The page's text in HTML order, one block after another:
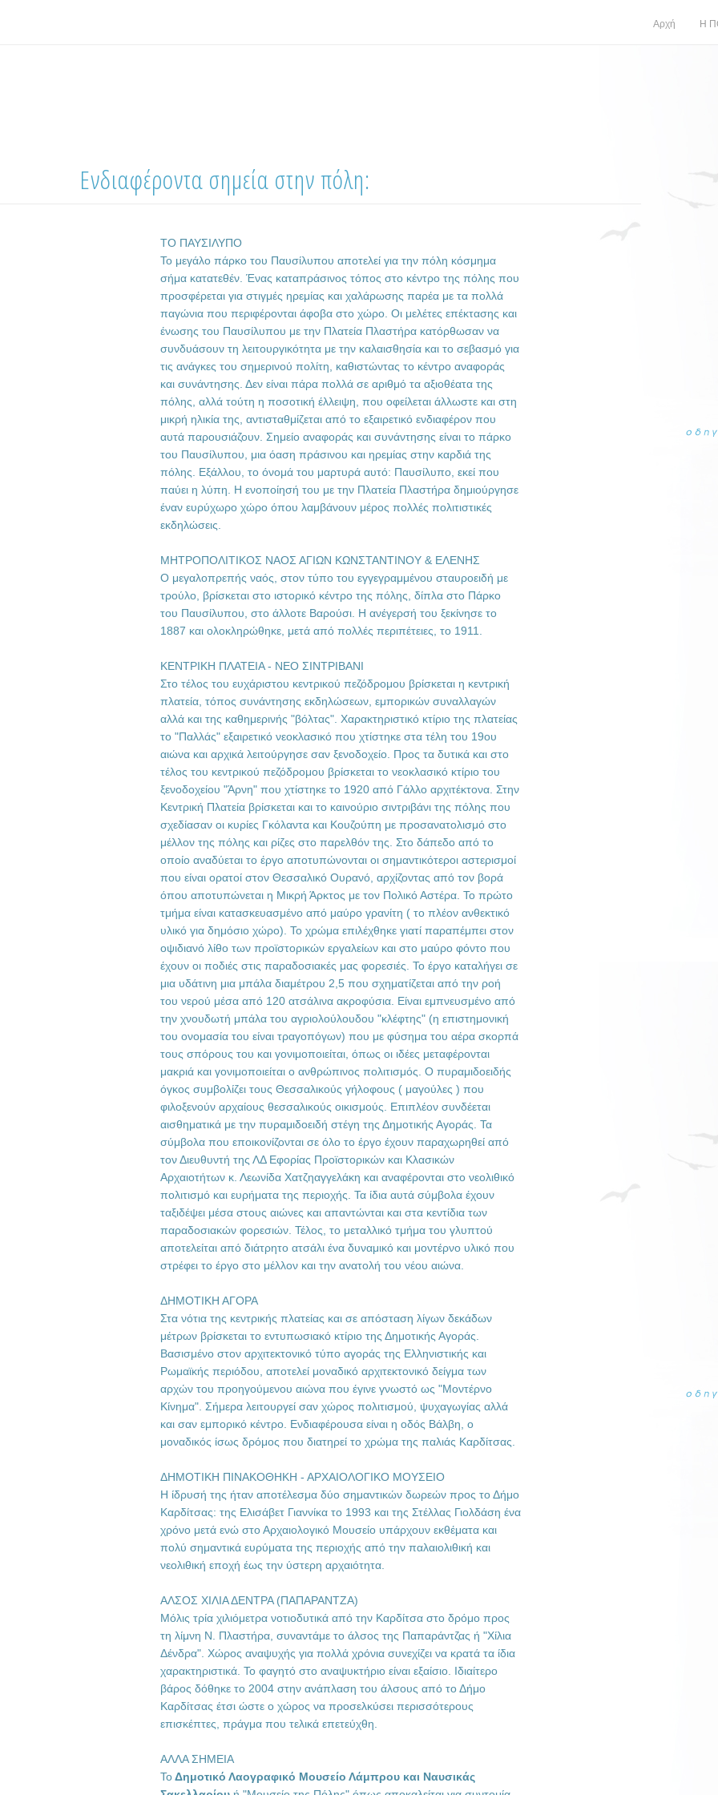
Αρχή Η
Ενδιαφέροντα σημεία στην πόλη:
ΤΟ ΠΑΥΣΙΛΥΠΟ
Το μεγάλο πάρκο του Παυσίλυπου αποτελεί για την πόλη κόσμημα
σήμα κατατεθέν. Ένας καταπράσινος τόπος στο κέντρο της πόλης που
προσφέρεται για στιγμές ηρεμίας και χαλάρωσης παρέα με τα πολλά
παγώνια που περιφέρονται άφοβα στο χώρο. Οι μελέτες επέκτασης και
ένωσης του Παυσίλυπου με την Πλατεία Πλαστήρα κατόρθωσαν να
συνδυάσουν τη λειτουργικότητα με την καλαισθησία και το σεβασμό για
τις ανάγκες του σημερινού πολίτη, καθιστώντας το κέντρο αναφοράς
και συνάντησης. Δεν είναι πάρα πολλά σε αριθμό τα αξιοθέατα της
πόλης, αλλά τούτη η ποσοτική έλλειψη, που οφείλεται άλλωστε και στη
μικρή ηλικία της, αντισταθμίζεται από το εξαιρετικό ενδιαφέρον που
αυτά παρουσιάζουν. Σημείο αναφοράς και συνάντησης είναι το πάρκο
του Παυσίλυπου, μια όαση πράσινου και ηρεμίας στην καρδιά της
πόλης. Εξάλλου, το όνομά του μαρτυρά αυτό: Παυσίλυπο, εκεί που
παύει η λύπη. Η ενοποίησή του με την Πλατεία Πλαστήρα δημιούργησε
έναν ευρύχωρο χώρο όπου λαμβάνουν μέρος πολλές πολιτιστικές
εκδηλώσεις.
ΜΗΤΡΟΠΟΛΙΤΙΚΟΣ ΝΑΟΣ ΑΓΙΩΝ ΚΩΝΣΤΑΝΤΙΝΟΥ & ΕΛΕΝΗΣ
Ο μεγαλοπρεπής ναός, στον τύπο του εγγεγραμμένου σταυροειδή με
τρούλο, βρίσκεται στο ιστορικό κέντρο της πόλης, δίπλα στο Πάρκο
του Παυσίλυπου, στο άλλοτε Βαρούσι. Η ανέγερσή του ξεκίνησε το
1887 και ολοκληρώθηκε, μετά από πολλές περιπέτειες, το 1911.
ΚΕΝΤΡΙΚΗ ΠΛΑΤΕΙΑ - NEO ΣΙΝΤΡΙΒΑΝΙ
Στο τέλος του ευχάριστου κεντρικού πεζόδρομου βρίσκεται η κεντρική
πλατεία, τόπος συνάντησης εκδηλώσεων, εμπορικών συναλλαγών
αλλά και της καθημερινής "βόλτας". Χαρακτηριστικό κτίριο της πλατείας
το "Παλλάς" εξαιρετικό νεοκλασικό που χτίστηκε στα τέλη του 19ου
αιώνα και αρχικά λειτούργησε σαν ξενοδοχείο. Προς τα δυτικά και στο
τέλος του κεντρικού πεζόδρομου βρίσκεται το νεοκλασικό κτίριο του
ξενοδοχείου "Άρνη" που χτίστηκε το 1920 από Γάλλο αρχιτέκτονα. Στην
Κεντρική Πλατεία βρίσκεται και το καινούριο σιντριβάνι της πόλης που
σχεδίασαν οι κυρίες Γκόλαντα και Κουζούπη με προσανατολισμό στο
μέλλον της πόλης και ρίζες στο παρελθόν της. Στο δάπεδο από το
οποίο αναδύεται το έργο αποτυπώνονται οι σημαντικότεροι αστερισμοί
που είναι ορατοί στον Θεσσαλικό Ουρανό, αρχίζοντας από τον βορά
όπου αποτυπώνεται η Μικρή Άρκτος με τον Πολικό Αστέρα. Το πρώτο
τμήμα είναι κατασκευασμένο από μαύρο γρανίτη ( το πλέον ανθεκτικό
υλικό για δημόσιο χώρο). Το χρώμα επιλέχθηκε γιατί παραπέμπει στον
οψιδιανό λίθο των προϊστορικών εργαλείων και στο μαύρο φόντο που
έχουν οι ποδιές στις παραδοσιακές μας φορεσιές. Το έργο καταλήγει σε
μια υδάτινη μια μπάλα διαμέτρου 2,5 που σχηματίζεται από την ροή
του νερού μέσα από 120 ατσάλινα ακροφύσια. Είναι εμπνευσμένο από
την χνουδωτή μπάλα του αγριολούλουδου "κλέφτης" (η επιστημονική
του ονομασία του είναι τραγοπόγων) που με φύσημα του αέρα σκορπά
τους σπόρους του και γονιμοποιείται, όπως οι ιδέες μεταφέρονται
μακριά και γονιμοποιείται ο ανθρώπινος πολιτισμός. Ο πυραμιδοειδής
όγκος συμβολίζει τους Θεσσαλικούς γήλοφους ( μαγούλες ) που
φιλοξενούν αρχαίους θεσσαλικούς οικισμούς. Επιπλέον συνδέεται
αισθηματικά με την πυραμιδοειδή στέγη της Δημοτικής Αγοράς. Τα
σύμβολα που επoικονίζονται σε όλο το έργο έχουν παραχωρηθεί από
τον Διευθυντή της ΛΔ Εφορίας Προϊστορικών και Κλασικών
Αρχαιοτήτων κ. Λεωνίδα Χατζηαγγελάκη και αναφέρονται στο νεολιθικό
πολιτισμό και ευρήματα της περιοχής. Τα ίδια αυτά σύμβολα έχουν
ταξιδέψει μέσα στους αιώνες και απαντώνται και στα κεντίδια των
παραδοσιακών φορεσιών. Τέλος, το μεταλλικό τμήμα του γλυπτού
αποτελείται από διάτρητο ατσάλι ένα δυναμικό και μοντέρνο υλικό που
στρέφει το έργο στο μέλλον και την ανατολή του νέου αιώνα.
ΔΗΜΟΤΙΚΗ ΑΓΟΡΑ
Στα νότια της κεντρικής πλατείας και σε απόσταση λίγων δεκάδων
μέτρων βρίσκεται το εντυπωσιακό κτίριο της Δημοτικής Αγοράς.
Βασισμένο στον αρχιτεκτονικό τύπο αγοράς της Ελληνιστικής και
Ρωμαϊκής περιόδου, αποτελεί μοναδικό αρχιτεκτονικό δείγμα των
αρχών του προηγούμενου αιώνα που έγινε γνωστό ως "Μοντέρνο
Κίνημα". Σήμερα λειτουργεί σαν χώρος πολιτισμού, ψυχαγωγίας αλλά
και σαν εμπορικό κέντρο. Ενδιαφέρουσα είναι η οδός Βάλβη, ο
μοναδικός ίσως δρόμος που διατηρεί το χρώμα της παλιάς Καρδίτσας.
ΔΗΜΟΤΙΚΗ ΠΙΝΑΚΟΘΗΚΗ - ΑΡΧΑΙΟΛΟΓΙΚΟ ΜΟΥΣΕΙΟ
Η ίδρυσή της ήταν αποτέλεσμα δύο σημαντικών δωρεών προς το Δήμο
Καρδίτσας: της Ελισάβετ Γιαννίκα το 1993 και της Στέλλας Γιολδάση ένα
χρόνο μετά ενώ στο Αρχαιολογικό Μουσείο υπάρχουν εκθέματα και
πολύ σημαντικά ευρύματα της περιοχής από την παλαιολιθική και
νεολιθική εποχή έως την ύστερη αρχαιότητα.
ΑΛΣΟΣ ΧΙΛΙΑ ΔΕΝΤΡΑ (ΠΑΠΑΡΑΝΤΖΑ)
Μόλις τρία χιλιόμετρα νοτιοδυτικά από την Καρδίτσα στο δρόμο προς
τη λίμνη Ν. Πλαστήρα, συναντάμε το άλσος της Παπαράντζας ή "Χίλια
Δένδρα". Χώρος αναψυχής για πολλά χρόνια συνεχίζει να κρατά τα ίδια
χαρακτηριστικά. Το φαγητό στο αναψυκτήριο είναι εξαίσιο. Ιδιαίτερο
βάρος δόθηκε το 2004 στην ανάπλαση του άλσους από το Δήμο
Καρδίτσας έτσι ώστε ο χώρος να προσελκύσει περισσότερους
επισκέπτες, πράγμα που τελικά επετεύχθη.
ΑΛΛΑ ΣΗΜΕΙΑ
ΤοΔημοτικό Λαογραφικό Μουσείο Λάμπρου και Ναυσικάς